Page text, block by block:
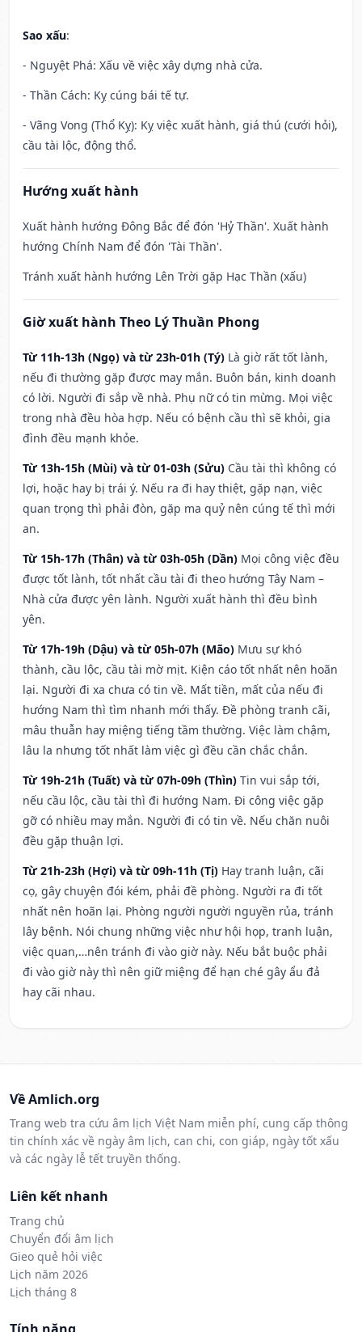
Sao xấu:
- Nguyệt Phá: Xấu về việc xây dựng nhà cửa.
- Thần Cách: Kỵ cúng bái tế tự.
- Vãng Vong (Thổ Kỵ): Kỵ việc xuất hành, giá thú (cưới hỏi),
cầu tài lộc, động thổ.
Hướng xuất hành
Xuất hành hướng Đông Bắc để đón 'Hỷ Thần'. Xuất hành
hướng Chính Nam để đón 'Tài Thần'.
Tránh xuất hành hướng Lên Trời gặp Hạc Thần (xấu)
Giờ xuất hành Theo Lý Thuần Phong
Từ 11h-13h (Ngọ) và từ 23h-01h (Tý) Là giờ rất tốt lành,
nếu đi thường gặp được may mắn. Buôn bán, kinh doanh
có lời. Người đi sắp về nhà. Phụ nữ có tin mừng. Mọi việc
trong nhà đều hòa hợp. Nếu có bệnh cầu thì sẽ khỏi, gia
đình đều mạnh khỏe.
Từ 13h-15h (Mùi) và từ 01-03h (Sửu) Cầu tài thì không có
lợi, hoặc hay bị trái ý. Nếu ra đi hay thiệt, gặp nạn, việc
quan trọng thì phải đòn, gặp ma quỷ nên cúng tế thì mới
an.
Từ 15h-17h (Thân) và từ 03h-05h (Dần) Mọi công việc đều
được tốt lành, tốt nhất cầu tài đi theo hướng Tây Nam –
Nhà cửa được yên lành. Người xuất hành thì đều bình
yên.
Từ 17h-19h (Dậu) và từ 05h-07h (Mão) Mưu sự khó
thành, cầu lộc, cầu tài mờ mịt. Kiện cáo tốt nhất nên hoãn
lại. Người đi xa chưa có tin về. Mất tiền, mất của nếu đi
hướng Nam thì tìm nhanh mới thấy. Đề phòng tranh cãi,
mâu thuẫn hay miệng tiếng tầm thường. Việc làm chậm,
lâu la nhưng tốt nhất làm việc gì đều cần chắc chắn.
Từ 19h-21h (Tuất) và từ 07h-09h (Thìn) Tin vui sắp tới,
nếu cầu lộc, cầu tài thì đi hướng Nam. Đi công việc gặp
gỡ có nhiều may mắn. Người đi có tin về. Nếu chăn nuôi
đều gặp thuận lợi.
Từ 21h-23h (Hợi) và từ 09h-11h (Tị) Hay tranh luận, cãi
cọ, gây chuyện đói kém, phải đề phòng. Người ra đi tốt
nhất nên hoãn lại. Phòng người người nguyền rủa, tránh
lây bệnh. Nói chung những việc như hội họp, tranh luận,
việc quan,…nên tránh đi vào giờ này. Nếu bắt buộc phải
đi vào giờ này thì nên giữ miệng để hạn ché gây ẩu đả
hay cãi nhau.
Về Amlich.org
Trang web tra cứu âm lịch Việt Nam miễn phí, cung cấp thông
tin chính xác về ngày âm lịch, can chi, con giáp, ngày tốt xấu
và các ngày lễ tết truyền thống.
Liên kết nhanh
Trang chủ
Chuyển đổi âm lịch
Gieo quẻ hỏi việc
Lịch năm 2026
Lịch tháng 8